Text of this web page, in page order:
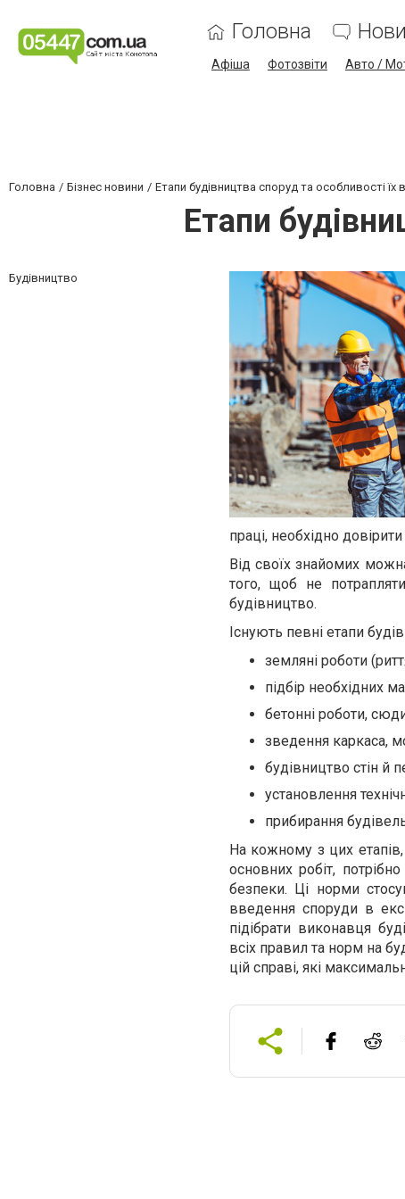
Головна
Афіша Фотозвіти Авто /
Головна Бізнес новини Етапи будівництва споруд та особливості їх
Етапи
Будівництво
праці, необхідно
Від своїх знайомих
того, щоб не
будівництво.
Існують певні етапи
земляні роботи
підбір необхідних
бетонні роботи,
зведення каркаса,
будівництво стін й
установлення
прибирання
На кожному з цих
основних робіт,
безпеки. Ці норми
введення споруди в
підібрати виконавця
всіх правил та норм на
цій справі, які